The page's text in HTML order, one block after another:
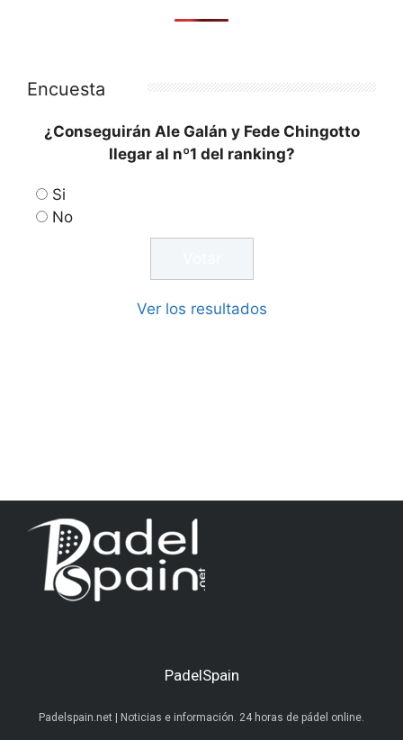
Encuesta
¿Conseguirán Ale Galán y Fede Chingotto
llegar al nº1 del ranking?
Si
No
Ver los resultados
PadelSpain
Padelspain.net | Noticias e información. 24 horas de pádel online.